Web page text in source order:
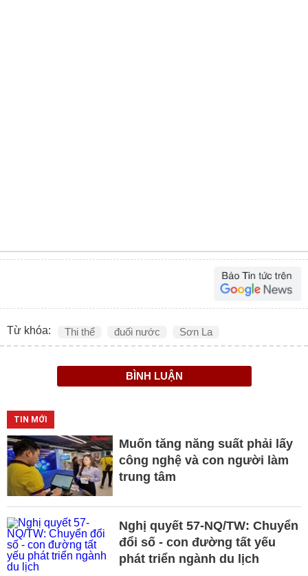
Từ khóa: Thi thể đuối nước Sơn La
BÌNH LUẬN
TIN MỚI
Muốn tăng năng suất phải lấy
công nghệ và con người làm
trung tâm
Nghị quyết 57-NQ/TW: Chuyển
đổi số - con đường tất yếu
phát triển ngành du lịch